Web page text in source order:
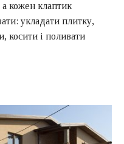
а кожен клаптик
укладати плитку,
косити і поливати